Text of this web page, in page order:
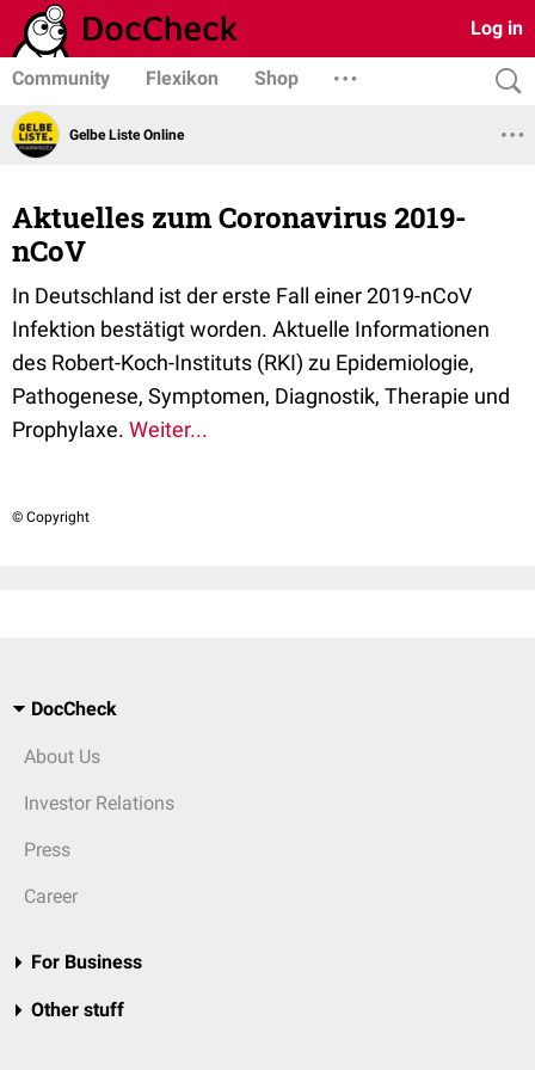
Log in
Community Flexikon Shop
Gelbe Liste Online
Aktuelles zum Coronavirus 2019-
nCoV
In Deutschland ist der erste Fall einer 2019-nCoV
Infektion bestätigt worden. Aktuelle Informationen
des Robert-Koch-Instituts (RKI) zu Epidemiologie,
Pathogenese, Symptomen, Diagnostik, Therapie und
Prophylaxe. Weiter...
© Copyright
DocCheck
About Us
Investor Relations
Press
Career
For Business
Other stuff